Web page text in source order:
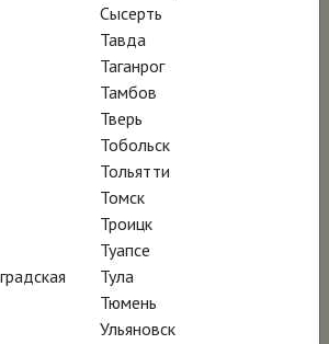
образы художника
Данный
фильм создаёт портрет
архивные материалы,
и, конечно, через его
тех мест, где они были
Эндрю Уайета:
Светлякова
Сысерть
Тавда
Таганрог
Тамбов
Тверь
Тобольск
Тольятти
Томск
Троицк
Туапсе
Тула
Тюмень
Ульяновск